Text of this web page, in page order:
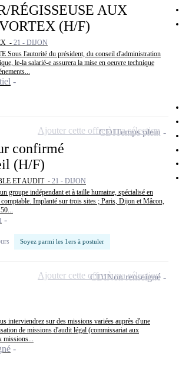
RÉGISSEUSE AUX
(H/F)
- 21 - DIJON
Sous l'autorité du président, du conseil d'administration
le-la salarié-e assurera la mise en oeuvre technique
confirmé
(H/F)
ET AUDIT - 21 - DIJON
groupe indépendant et à taille humaine, spécialisé en
Implanté sur trois sites ; Paris, Dijon et Mâcon,
Soyez parmi les 1ers à postuler
CDITemps plein
Ajouter cette offre à ma sélection
interviendrez sur des missions variées auprès d'une
de missions d'audit légal (commissariat aux
CDINon renseigné
Ajouter cette offre à ma sélection